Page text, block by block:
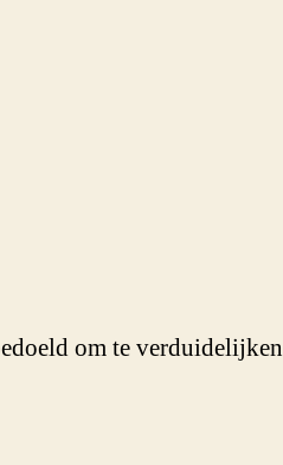
om te verduidelijken